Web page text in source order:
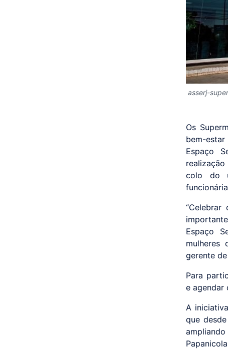
asserj-
Os
bem-
Espaço
colo do
Espaço
mulheres
gerente
Para
e agendar
A
que